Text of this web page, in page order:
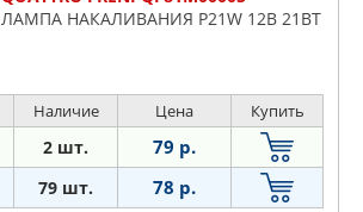
ЛАМПА НАКАЛИВАНИЯ P21W 12В 21ВТ
Наличие Цена Купить
2 шт. 79 р.
79 шт. 78 р.